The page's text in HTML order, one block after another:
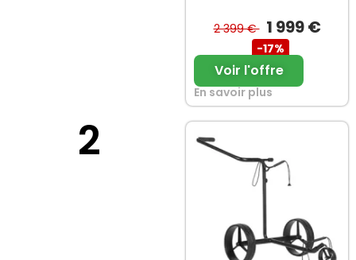
2 399 € 1 999 €
-17%
Voir l'offre
En savoir plus
2